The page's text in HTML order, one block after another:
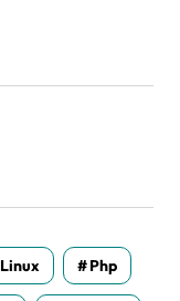
Linux Php